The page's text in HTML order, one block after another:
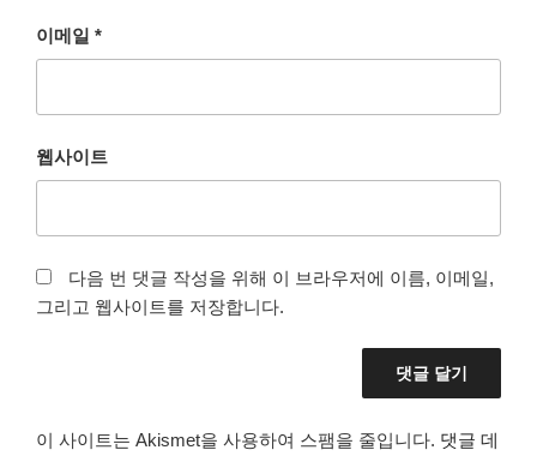
이메일 *
웹사이트
다음 번 댓글 작성을 위해 이 브라우저에 이름, 이메일,
그리고 웹사이트를 저장합니다.
이 사이트는 Akismet을 사용하여 스팸을 줄입니다. 댓글 데